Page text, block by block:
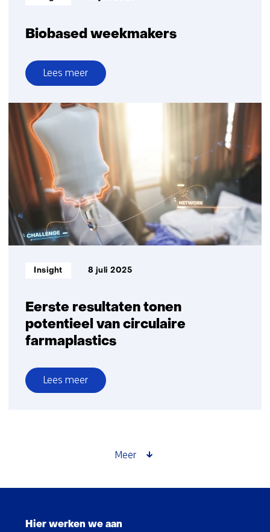
Biobased weekmakers
Lees meer
over
Biobased
weekmakers
Eerste resultaten tonen
potentieel van circulaire
farmaplastics
Informatietype:
Insight 8 juli 2025
Lees meer
over
Meer
Hier werken we aan